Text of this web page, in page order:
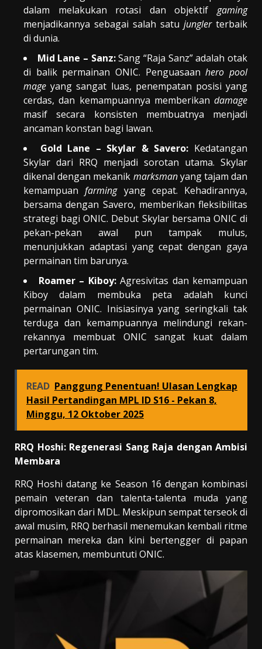
dalam melakukan rotasi dan objektif gaming
menjadikannya sebagai salah satu junglerterbaik
di dunia.
Mid Lane – Sanz:Sang “Raja Sanz” adalah otak
di balik permainan ONIC. Penguasaanhero pool
mage yang sangat luas, penempatan posisi yang
cerdas, dan kemampuannya memberikan damage
masif secara konsisten membuatnya menjadi
ancaman konstan bagi lawan.
Gold Lane – Skylar & Savero: Kedatangan
Skylar dari RRQ menjadi sorotan utama. Skylar
dikenal dengan mekanik marksmanyang tajam dan
kemampuanfarmingyang cepat. Kehadirannya,
bersama dengan Savero, memberikan fleksibilitas
strategi bagi ONIC. Debut Skylar bersama ONIC di
pekan-pekan awal pun tampak mulus,
menunjukkan adaptasi yang cepat dengan gaya
permainan tim barunya.
Roamer – Kiboy:Agresivitas dan kemampuan
Kiboy dalam membuka peta adalah kunci
permainan ONIC. Inisiasinya yang seringkali tak
terduga dan kemampuannya melindungi rekan-
rekannya membuat ONIC sangat kuat dalam
pertarungan tim.
READ Panggung Penentuan! Ulasan Lengkap
Hasil Pertandingan MPL ID S16 - Pekan 8,
Minggu, 12 Oktober 2025
RRQ Hoshi: Regenerasi Sang Raja dengan Ambisi
Membara
RRQ Hoshi datang ke Season 16 dengan kombinasi
pemain veteran dan talenta-talenta muda yang
dipromosikan dari MDL. Meskipun sempat terseok di
awal musim, RRQ berhasil menemukan kembali ritme
permainan mereka dan kini bertengger di papan
atas klasemen, membuntuti ONIC.